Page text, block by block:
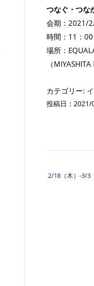
つなぐ・つな
会期：2021/
時間：11：
場所：
（
カテゴリー:
投稿日：2021/
投稿ナ
2/18（木）-3/3